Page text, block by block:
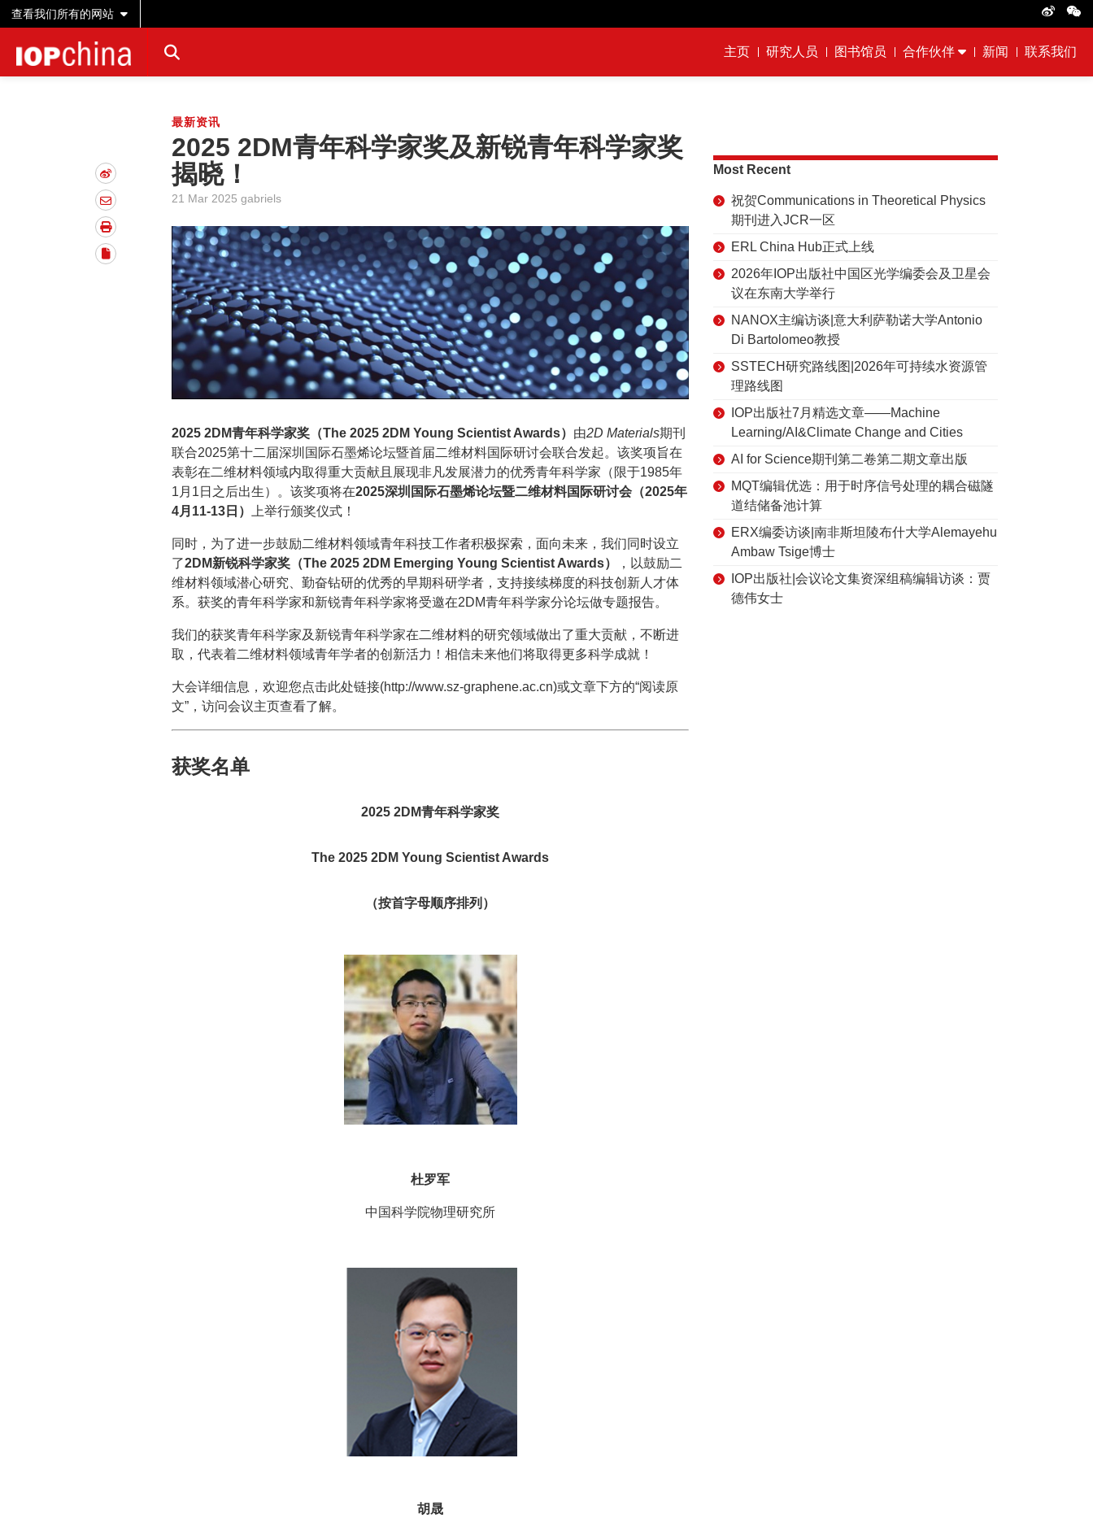
查看我们所有的网站
主页 研究人员 图书馆员 合作伙伴 新闻 联系我们
最新资讯
2025 2DM青年科学家奖及新锐青年科学家奖
揭晓！
21 Mar 2025 gabriels
2025 2DM青年科学家奖（The 2025 2DM Young Scientist Awards） 由2D Materials期刊
联合2025第十二届深圳国际石墨烯论坛暨首届二维材料国际研讨会联合发起。该奖项旨在
表彰在二维材料领域内取得重大贡献且展现非凡发展潜力的优秀青年科学家（限于1985年
1月1日之后出生）。该奖项将在2025深圳国际石墨烯论坛暨二维材料国际研讨会（2025年
4月11-13日）
上举行颁奖仪式！
同时，为了进一步鼓励二维材料领域青年科技工作者积极探索，面向未来，我们同时设立
了2DM新锐科学家奖（The 2025 2DM Emerging Young Scientist Awards）
，以鼓励二
维材料领域潜心研究、勤奋钻研的优秀的早期科研学者，支持接续梯度的科技创新人才体
系。获奖的青年科学家和新锐青年科学家将受邀在2DM青年科学家分论坛做专题报告。
我们的获奖青年科学家及新锐青年科学家在二维材料的研究领域做出了重大贡献，不断进
取，代表着二维材料领域青年学者的创新活力！相信未来他们将取得更多科学成就！
大会详细信息，欢迎您点击此处链接(http://www.sz-graphene.ac.cn)或文章下方的“阅读原
文”，访问会议主页查看了解。
获奖名单
2025 2DM青年科学家奖
The 2025 2DM Young Scientist Awards
（按首字母顺序排列）
杜罗军
中国科学院物理研究所
胡晟
Most Recent
祝贺Communications in Theoretical Physics
期刊进入JCR一区
ERL China Hub正式上线
2026年IOP出版社中国区光学编委会及卫星会
议在东南大学举行
NANOX主编访谈|意大利萨勒诺大学Antonio
Di Bartolomeo教授
SSTECH研究路线图|2026年可持续水资源管
理路线图
IOP出版社7月精选文章——Machine
Learning/AI&Climate Change and Cities
AI for Science期刊第二卷第二期文章出版
MQT编辑优选：用于时序信号处理的耦合磁隧
道结储备池计算
ERX编委访谈|南非斯坦陵布什大学Alemayehu
Ambaw Tsige博士
IOP出版社|会议论文集资深组稿编辑访谈：贾
德伟女士